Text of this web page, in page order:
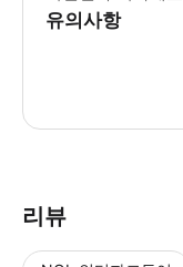
유의사항
리뷰